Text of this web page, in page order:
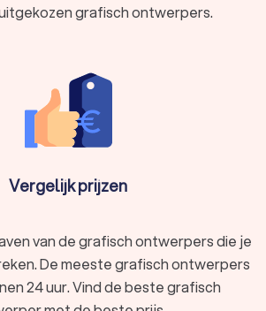
grafisch ontwerpers.
Vergelijk prijzen
van de grafisch ontwerpers die je
De meeste grafisch ontwerpers
24 uur. Vind de beste grafisch